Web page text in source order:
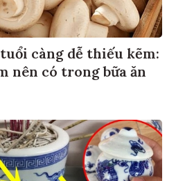
càng dễ thiếu kẽm:
nên có trong bữa ăn